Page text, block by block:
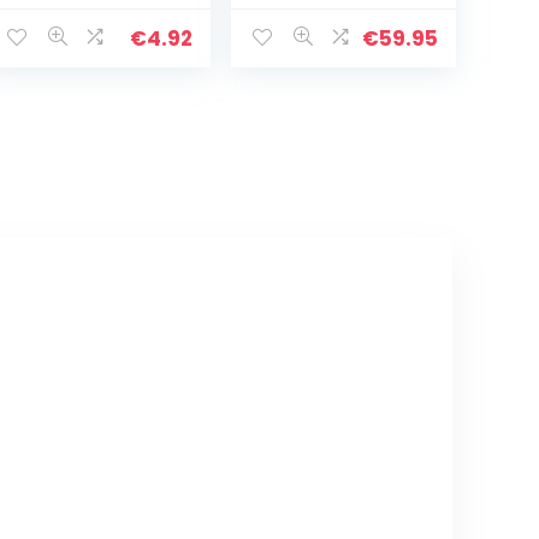
Connectors Tuin
Watering
€4.92
waterspel
sierfontein €59.95